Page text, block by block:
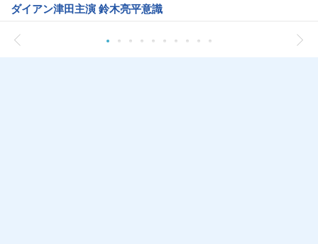
ダイアン津田主演 鈴木亮平意識